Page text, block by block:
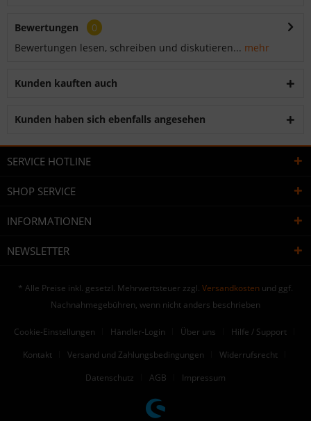
Bewertungen
0
Bewertungen lesen, schreiben und diskutieren... mehr
Kunden kauften auch
Kunden haben sich ebenfalls angesehen
SERVICE HOTLINE
SHOP SERVICE
INFORMATIONEN
NEWSLETTER
* Alle Preise inkl. gesetzl. Mehrwertsteuer zzgl. Versandkosten und ggf.
Nachnahmegebühren, wenn nicht anders beschrieben
Cookie-Einstellungen Händler-Login Über uns
Hilfe / Support
Kontakt
Versand und Zahlungsbedingungen
Widerrufsrecht
Datenschutz
AGB Impressum